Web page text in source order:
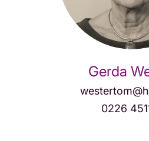
Gerda
0226